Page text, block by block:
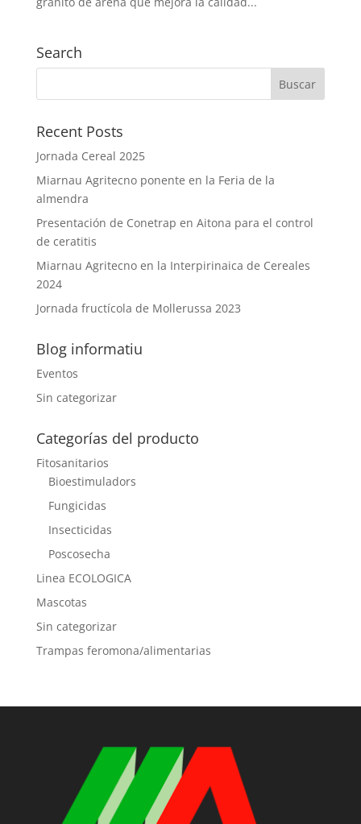
Search
Recent Posts
Jornada Cereal 2025
Miarnau Agritecno ponente en la Feria de la
almendra
Presentación de Conetrap en Aitona para el control
de ceratitis
Miarnau Agritecno en la Interpirinaica de Cereales
2024
Jornada fructícola de Mollerussa 2023
Blog informatiu
Eventos
Sin categorizar
Categorías del producto
Fitosanitarios
Bioestimuladors
Fungicidas
Insecticidas
Poscosecha
Linea ECOLOGICA
Mascotas
Sin categorizar
Trampas feromona/alimentarias